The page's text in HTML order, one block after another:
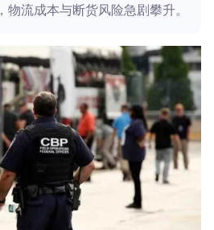
物流成本与断货风险急剧攀升。